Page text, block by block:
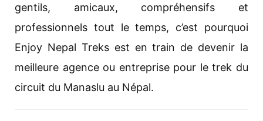
gentils, amicaux, compréhensifs et
professionnels tout le temps, c’est pourquoi
Enjoy Nepal Treks est en train de devenir la
meilleure agence ou entreprise pour le trek du
circuit du Manaslu au Népal.